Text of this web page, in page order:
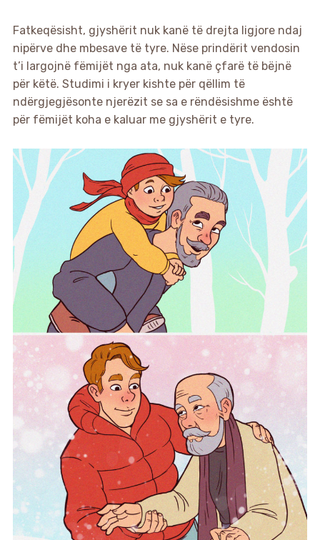
Fatkeqësisht, gjyshërit nuk kanë të drejta ligjore ndaj
nipërve dhe mbesave të tyre. Nëse prindërit vendosin
t’i largojnë fëmijët nga ata, nuk kanë çfarë të bëjnë
për këtë. Studimi i kryer kishte për qëllim të
ndërgjegjësonte njerëzit se sa e rëndësishme është
për fëmijët koha e kaluar me gjyshërit e tyre.